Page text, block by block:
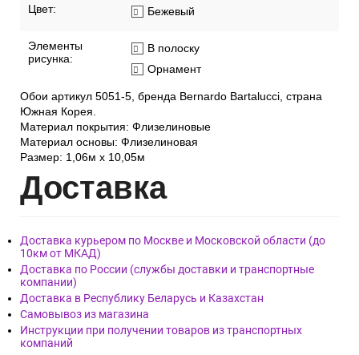
Цвет: Бежевый
Элементы
рисунка:
В полоску
Орнамент
Обои артикул 5051-5, бренда Bernardo Bartalucci, страна
Южная Корея.
Материал покрытия: Флизелиновые
Материал основы: Флизелиновая
Размер: 1,06м х 10,05м
Доставка
Доставка курьером по Москве и Московской области (до
10км от МКАД)
Доставка по России (службы доставки и транспортные
компании)
Доставка в Республику Беларусь и Казахстан
Самовывоз из магазина
Инструкции при получении товаров из транспортных
компаний